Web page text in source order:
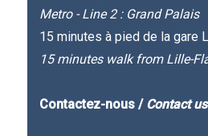
Metro - Line 2 : Grand Palais
15 minutes à pied de la gare
15 minutes walk from Lille-
Contactez-nous / Contact us